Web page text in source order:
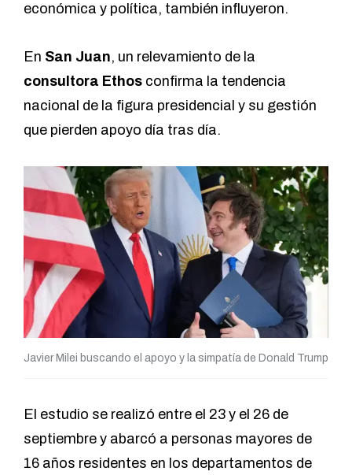
económica y política, también influyeron.
En San Juan, un relevamiento de la
consultora Ethos confirma la tendencia
nacional de la figura presidencial y su gestión
que pierden apoyo día tras día.
Javier Milei buscando el apoyo y la simpatía de Donald Trump
El estudio se realizó entre el 23 y el 26 de
septiembre y abarcó a personas mayores de
16 años residentes en los departamentos de